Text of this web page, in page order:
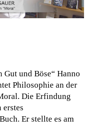
und Böse“ Hanno
Philosophie an der
Die Erfindung
erstes
Er stellte es am